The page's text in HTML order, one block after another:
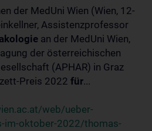
der MedUni Wien (Wien, 12-
Assistenzprofessor
an der MedUni Wien,
der österreichischen
(APHAR) in Graz
Preis 2022 für...
web/ueber-
im-oktober-2022/thomas-